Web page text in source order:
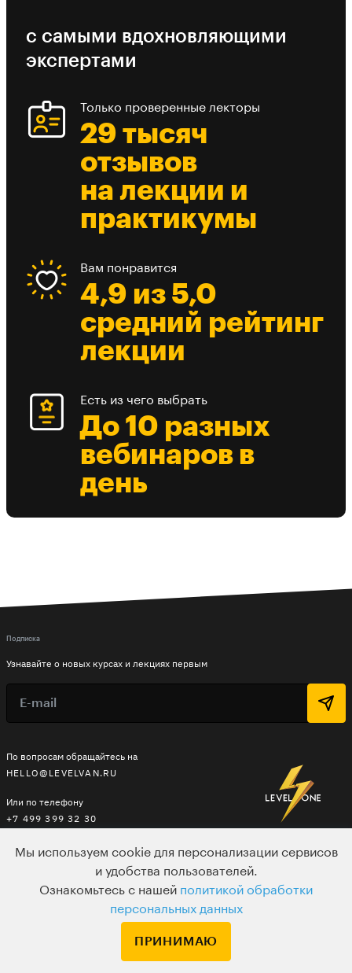
с самыми вдохновляющими
экспертами
Только проверенные лекторы
29 тысяч
отзывов
на лекции и
практикумы
Вам понравится
4,9 из 5,0
средний рейтинг
лекции
Есть из чего выбрать
До 10 разных
вебинаров в
день
По вопросам обращайтесь на
HELLO@LEVELVAN.RU
Или по телефону
+7 499 399 32 30
КУРСЫ
Подписка
Узнавайте о новых курсах и лекциях первым
Мы используем cookie для персонализации сервисов
и удобства пользователей.
Ознакомьтесь с нашей политикой обработки
персональных данных
ПРИНИМАЮ